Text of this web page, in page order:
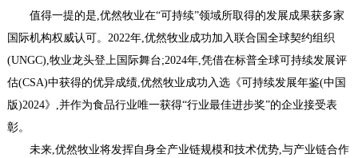
值得一提的是,优然牧业在“可持续”领域所取得的发展成果获多家
国际机构权威认可。2022年,优然牧业成功加入联合国全球契约组织
(UNGC),牧业龙头登上国际舞台;2024年,凭借在标普全球可持续发展评
估(CSA)中获得的优异成绩,优然牧业成功入选《可持续发展年鉴(中国
版)2024》,并作为食品行业唯一获得“行业最佳进步奖”的企业接受表
彰。
未来,优然牧业将发挥自身全产业链规模和技术优势,与产业链合作